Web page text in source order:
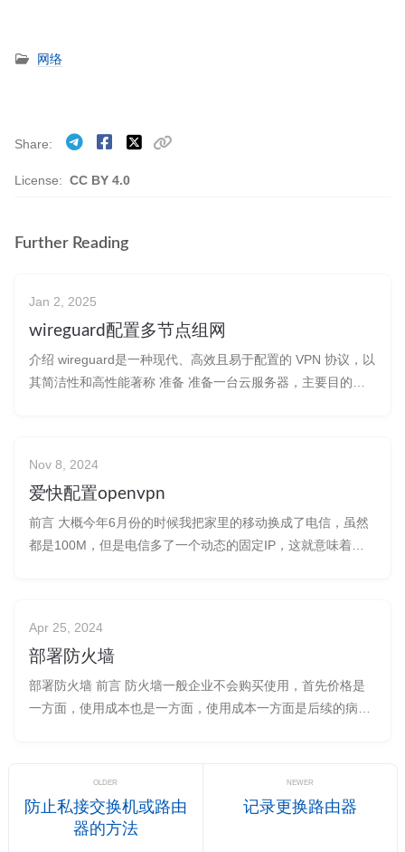
网络
License: CC BY 4.0
Share
Further Reading
Jan 2, 2025
wireguard配置多节点组网
介绍 wireguard是一种现代、高效且易于配置的 VPN 协议，以
其简洁性和高性能著称 准备 准备一台云服务器，主要目的是
Nov 8, 2024
爱快配置openvpn
前言 大概今年6月份的时候我把家里的移动换成了电信，虽然
都是100M，但是电信多了一个动态的固定IP，这就意味着我
Apr 25, 2024
部署防火墙
部署防火墙 前言 防火墙一般企业不会购买使用，首先价格是
一方面，使用成本也是一方面，使用成本一方面是后续的病毒
的升级也打包在内，价格远比买
OLDER
防止私接交换机或路由
器的方法
NEWER
记录更换路由器